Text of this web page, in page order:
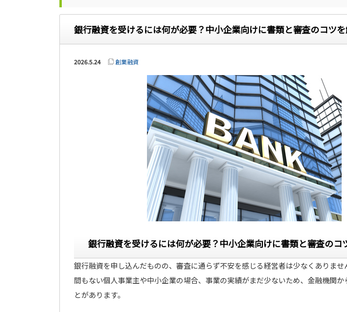
銀行融資を受けるには何が必要？中小企業向けに書類と審査のコツ
2026.5.24 創業融資
銀行融資を受けるには何が必要？中小企業向けに書類と審査のコ
銀行融資を申し込んだものの、審査に通らず不安を感じる経営者は少なくありませ
間もない個人事業主や中小企業の場合、事業の実績がまだ少ないため、金融機関か
とがあります。